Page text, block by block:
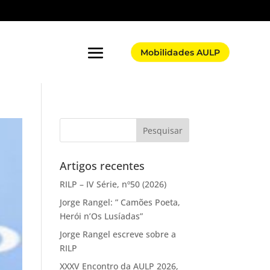
Mobilidades AULP
Artigos recentes
RILP – IV Série, nº50 (2026)
Jorge Rangel: ” Camões Poeta,
Herói n’Os Lusíadas”
Jorge Rangel escreve sobre a
RILP
XXXV Encontro da AULP 2026,